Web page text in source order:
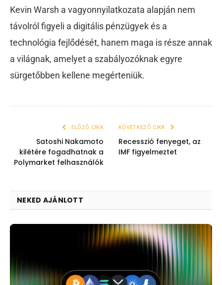
Kevin Warsh a vagyonnyilatkozata alapján nem
távolról figyeli a digitális pénzügyek és a
technológia fejlődését, hanem maga is része annak
a világnak, amelyet a szabályozóknak egyre
sürgetőbben kellene megérteniük.
ELŐZŐ CIKK
Satoshi Nakamoto
kilétére fogadhatnak a
Polymarket felhasználók
KÖVETKEZŐ CIKK
Recesszió fenyeget, az
IMF figyelmeztet
NEKED AJÁNLOTT